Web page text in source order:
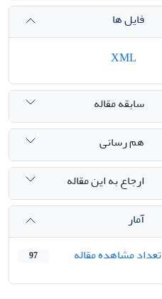
فایل ها
سابقه مقاله
هم رسانی
ارجاع به این مقاله
آمار
تعداد مشاهده مقاله
97